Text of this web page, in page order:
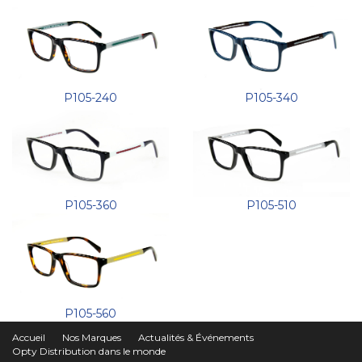
P105-240 P105-340
P105-360 P105-510
P105-560
Accueil Nos Marques
Actualités & Événements
Opty Distribution dans le monde